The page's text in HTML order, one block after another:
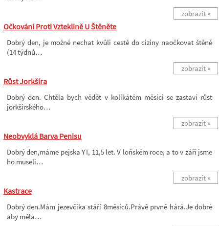
zobrazit »
Očkování Proti Vzteklině U Štěněte
Dobrý den, je možné nechat kvůli cestě do ciziny naočkovat štěně
(14 týdnů…
zobrazit »
Růst Jorkšíra
Dobrý den. Chtěla bych vědět v kolikátém měsíci se zastaví růst
jorkšírského…
zobrazit »
Neobvyklá Barva Penisu
Dobrý den,máme pejska YT, 11,5 let. V loňském roce, a to v září jsme
ho museli…
zobrazit »
Kastrace
Dobrý den.Mám jezevčíka stáří 8měsíců.Právě prvně hárá.Je dobré
aby měla…